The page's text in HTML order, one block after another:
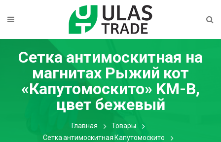
Сетка антимоскитная на
магнитах Рыжий кот
«Капутомоскито» KM-B,
цвет бежевый
Главная
Товары
Сетка антимоскитная Капутомоскито